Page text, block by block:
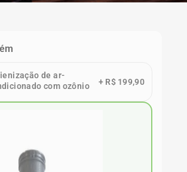
de ar-
com ozônio
+ R$ 199,90